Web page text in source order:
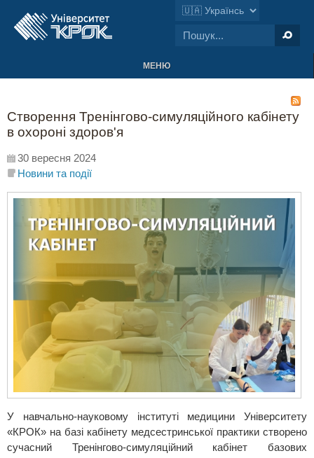
МЕНЮ
Створення Тренінгово-симуляційного кабінету
в охороні здоров'я
30 вересня 2024
Новини та події
У навчально-науковому інституті медицини Університету
«КРОК» на базі кабінету медсестринської практики створено
сучасний Тренінгово-симуляційний кабінет базових